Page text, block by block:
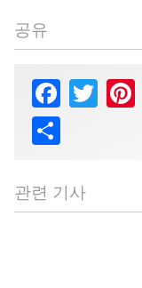
공유
Facebook
Twitter
Share
관련 기사